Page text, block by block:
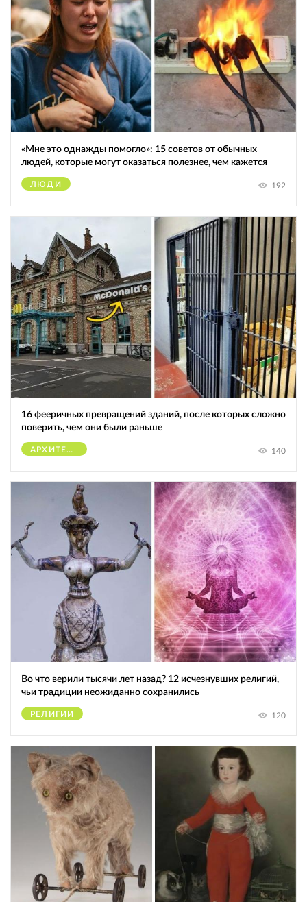
«Мне это однажды помогло»: 15 советов от обычных
людей, которые могут оказаться полезнее, чем кажется
ЛЮДИ 192
16 фееричных превращений зданий, после которых сложно
поверить, чем они были раньше
АРХИТЕКТУРА 140
Во что верили тысячи лет назад? 12 исчезнувших религий,
чьи традиции неожиданно сохранились
РЕЛИГИИ 120